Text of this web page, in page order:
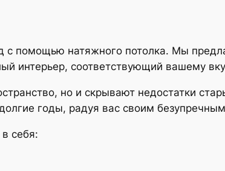
с помощью натяжного потолка. Мы
интерьер, соответствующий вашему
но и скрывают недостатки
годы, радуя вас своим
себя: